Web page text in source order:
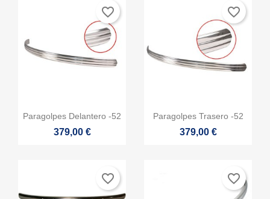
Vista rápida
Paragolpes Delantero -52
379,00 €
favorite_border
Vista rápida
Paragolpes Trasero -52
379,00 €
favorite_border
favorite_border favorite_border